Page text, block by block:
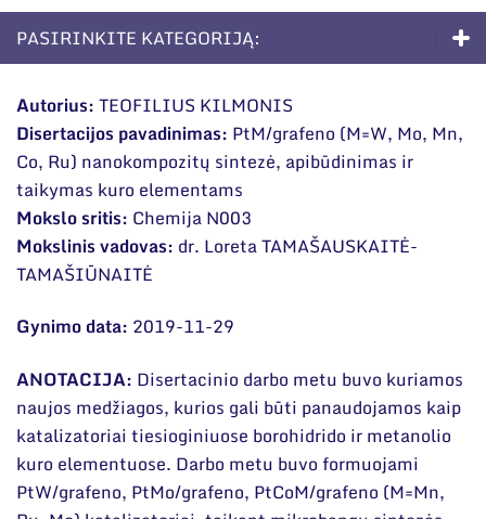
Sertifikatai ir akreditavimo pažymėjimai
Viešieji pirkimai
Duomenų apsauga
Darbuotojams
Nuorodos
Narystė nacionalinėse ir tarptautinėse
organizacijose bei asociacijose
Administracija
Administraciniai skyriai
Moksliniai skyriai
Mokslo taryba
Tarptautinė patarėjų taryba
Mokslininkai emeritai
Naujienos
Renginiai
Tinklalaidės
Leidiniai
Bendri rekvizitai
Administracija
Darbuotojų kontaktai
PASIRINKITE KATEGORIJĄ:
Apie studijas
Priėmimas į doktorantūrą
Gyvenimas doktorantūroje
DUK
Dokumentai
Autorius:TEOFILIUS KILMONIS
Disertacijos pavadinimas: PtM/grafeno (M=W, Mo, Mn,
Co, Ru) nanokompozitų sintezė, apibūdinimas ir
taikymas kuro elementams
Mokslo sritis: Chemija N003
Mokslinis vadovas: dr. Loreta TAMAŠAUSKAITĖ-
TAMAŠIŪNAITĖ
Gynimo data: 2019-11-29
ANOTACIJA: Disertacinio darbo metu buvo kuriamos
naujos medžiagos, kurios gali būti panaudojamos kaip
katalizatoriai tiesioginiuose borohidrido ir metanolio
kuro elementuose. Darbo metu buvo formuojami
PtW/grafeno, PtMo/grafeno, PtCoM/grafeno (M=Mn,